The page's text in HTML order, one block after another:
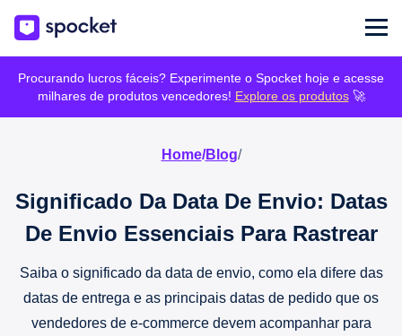
Procurando lucros fáceis? Experimente o Spocket hoje e acesse
milhares de produtos vencedores! Explore os produtos🚀
Home/Blog/
Significado Da Data De Envio: Datas
De Envio Essenciais Para Rastrear
Saiba o significado da data de envio, como ela difere das
datas de entrega e as principais datas de pedido que os
vendedores de e-commerce devem acompanhar para